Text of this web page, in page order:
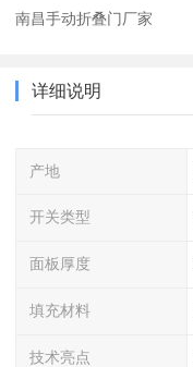
南昌手动折叠门厂家
详细说明
产地
开关类型
面板厚度
填充材料
技术亮点